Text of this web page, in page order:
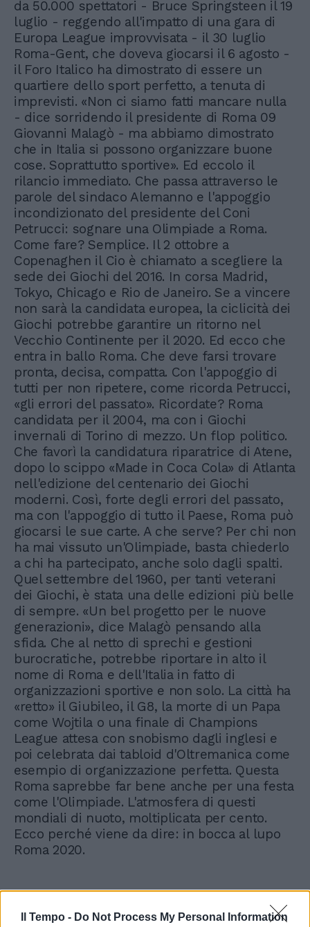
Il Tempo - Do Not Process My Personal Information
da 50.000 spettatori - Bruce Springsteen il 19
luglio - reggendo all'impatto di una gara di
Europa League improvvisata - il 30 luglio
Roma-Gent, che doveva giocarsi il 6 agosto -
il Foro Italico ha dimostrato di essere un
quartiere dello sport perfetto, a tenuta di
imprevisti. «Non ci siamo fatti mancare nulla
- dice sorridendo il presidente di Roma 09
Giovanni Malagò - ma abbiamo dimostrato
che in Italia si possono organizzare buone
cose. Soprattutto sportive». Ed eccolo il
rilancio immediato. Che passa attraverso le
parole del sindaco Alemanno e l'appoggio
incondizionato del presidente del Coni
Petrucci: sognare una Olimpiade a Roma.
Come fare? Semplice. Il 2 ottobre a
Copenaghen il Cio è chiamato a scegliere la
sede dei Giochi del 2016. In corsa Madrid,
Tokyo, Chicago e Rio de Janeiro. Se a vincere
non sarà la candidata europea, la ciclicità dei
Giochi potrebbe garantire un ritorno nel
Vecchio Continente per il 2020. Ed ecco che
entra in ballo Roma. Che deve farsi trovare
pronta, decisa, compatta. Con l'appoggio di
tutti per non ripetere, come ricorda Petrucci,
«gli errori del passato». Ricordate? Roma
candidata per il 2004, ma con i Giochi
invernali di Torino di mezzo. Un flop politico.
Che favorì la candidatura riparatrice di Atene,
dopo lo scippo «Made in Coca Cola» di Atlanta
nell'edizione del centenario dei Giochi
moderni. Così, forte degli errori del passato,
ma con l'appoggio di tutto il Paese, Roma può
giocarsi le sue carte. A che serve? Per chi non
ha mai vissuto un'Olimpiade, basta chiederlo
a chi ha partecipato, anche solo dagli spalti.
Quel settembre del 1960, per tanti veterani
dei Giochi, è stata una delle edizioni più belle
di sempre. «Un bel progetto per le nuove
generazioni», dice Malagò pensando alla
sfida. Che al netto di sprechi e gestioni
burocratiche, potrebbe riportare in alto il
nome di Roma e dell'Italia in fatto di
organizzazioni sportive e non solo. La città ha
«retto» il Giubileo, il G8, la morte di un Papa
come Wojtila o una finale di Champions
League attesa con snobismo dagli inglesi e
poi celebrata dai tabloid d'Oltremanica come
esempio di organizzazione perfetta. Questa
Roma saprebbe far bene anche per una festa
come l'Olimpiade. L'atmosfera di questi
mondiali di nuoto, moltiplicata per cento.
Ecco perché viene da dire: in bocca al lupo
Roma 2020.